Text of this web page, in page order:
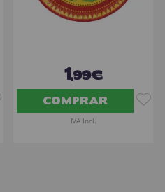
1,99€
COMPRAR
IVA Incl.